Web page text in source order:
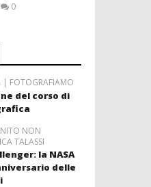
0
| FOTOGRAFIAMO
del corso di
NON
TALASSI
la NASA
delle